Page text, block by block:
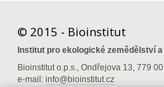
© 2015 - Bioinstitut
Institut pro ekologické zemědělství
Bioinstitut o.p.s., Ondřejova 13, 779
e-mail: info@bioinstitut.cz